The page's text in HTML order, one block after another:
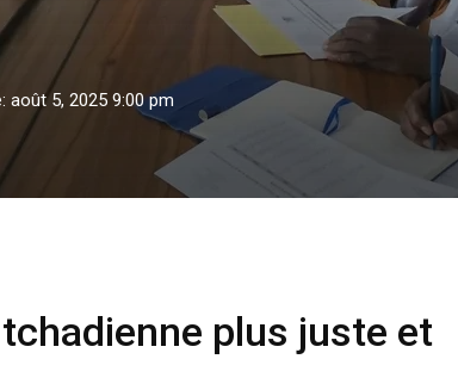
août 5, 2025 9:00 pm
tchadienne plus juste et